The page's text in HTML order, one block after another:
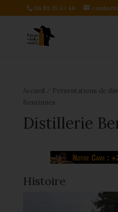
06 83 25 57 46
Accueil Présentations de
Benrinnes
Distillerie
Histoire